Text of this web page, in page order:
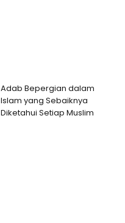
Adab Bepergian dalam
Islam yang Sebaiknya
Diketahui Setiap Muslim